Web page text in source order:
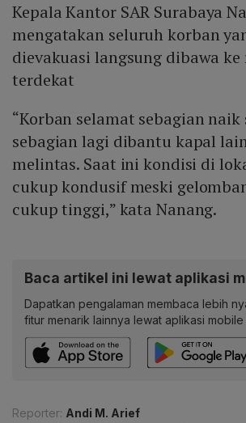
Kepala Kantor SAR Surabaya
mengatakan seluruh korban
dievakuasi langsung dibawa
terdekat
“Korban selamat sebagian naik
sebagian lagi dibantu kapal
melintas. Saat ini kondisi di
cukup kondusif meski
cukup tinggi,” kata Nanang.
Baca artikel ini lewat aplikasi
Dapatkan pengalaman membaca lebih
fitur menarik lainnya lewat aplikasi mobile
Reporter: Andi M. Arief